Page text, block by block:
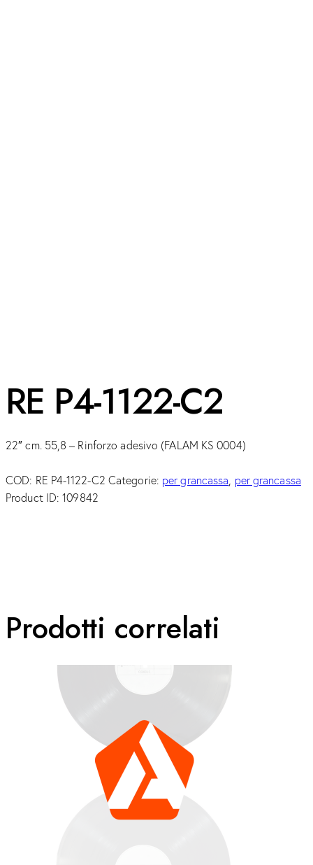
RE P4-1122-C2
22″ cm. 55,8 – Rinforzo adesivo (FALAM KS 0004)
COD: RE P4-1122-C2 Categorie: per grancassa, per grancassa
Product ID:109842
Prodotti correlati